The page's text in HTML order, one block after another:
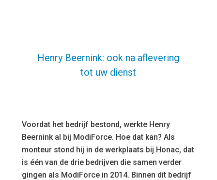
Henry Beernink: ook na aflevering
tot uw dienst
Voordat het bedrijf bestond, werkte Henry
Beernink al bij ModiForce. Hoe dat kan? Als
monteur stond hij in de werkplaats bij Honac, dat
is één van de drie bedrijven die samen verder
gingen als ModiForce in 2014. Binnen dit bedrijf